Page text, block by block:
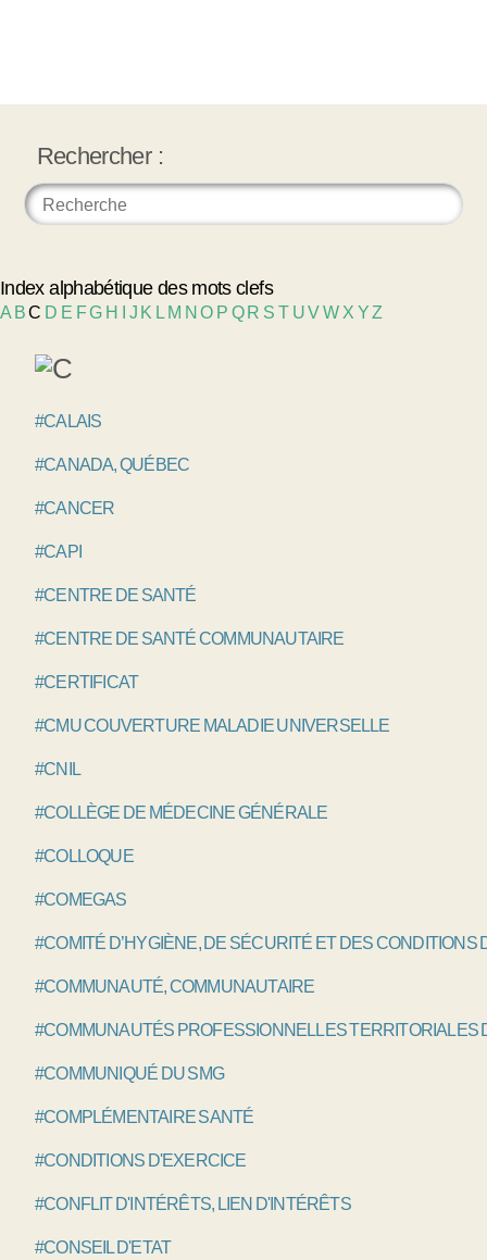
Rechercher :
Index alphabétique des mots clefs
A BC D E FG H J K L M NO P Q R S T UVW X YZ
#CALAIS
#CANADA, QUÉBEC
#CANCER
#CAPI
#CENTRE DE SANTÉ
#CENTRE DE SANTÉ COMMUNAUTAIRE
#CERTIFICAT
#CMU COUVERTURE MALADIE UNIVERSELLE
#CNIL
#COLLÈGE DE MÉDECINE GÉNÉRALE
#COLLOQUE
#COMEGAS
#COMITÉ D’HYGIÈNE, DE SÉCURITÉ ET DES CONDITIONS
#COMMUNAUTÉ, COMMUNAUTAIRE
#COMMUNAUTÉS PROFESSIONNELLES TERRITORIALES
#COMMUNIQUÉ DU SMG
#COMPLÉMENTAIRE SANTÉ
#CONDITIONS D'EXERCICE
#CONFLIT D'INTÉRÊTS, LIEN D'INTÉRÊTS
#CONSEIL D'ETAT